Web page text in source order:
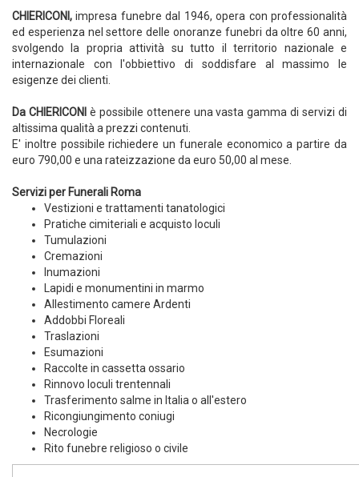
CHIERICONI, impresa funebre dal 1946, opera con professionalità
ed esperienza nel settore delle onoranze funebri da oltre 60 anni,
svolgendo la propria attività su tutto il territorio nazionale e
internazionale con l'obbiettivo di soddisfare al massimo le
esigenze dei clienti.
Da CHIERICONI è possibile ottenere una vasta gamma di servizi di
altissima qualità a prezzi contenuti.
E' inoltre possibile richiedere un funerale economico a partire da
euro 790,00 e una rateizzazione da euro 50,00 al mese.
Servizi per Funerali Roma
Vestizioni e trattamenti tanatologici
Pratiche cimiteriali e acquisto loculi
Tumulazioni
Cremazioni
Inumazioni
Lapidi e monumentini in marmo
Allestimento camere Ardenti
Addobbi Floreali
Traslazioni
Esumazioni
Raccolte in cassetta ossario
Rinnovo loculi trentennali
Trasferimento salme in Italia o all'estero
Ricongiungimento coniugi
Necrologie
Rito funebre religioso o civile